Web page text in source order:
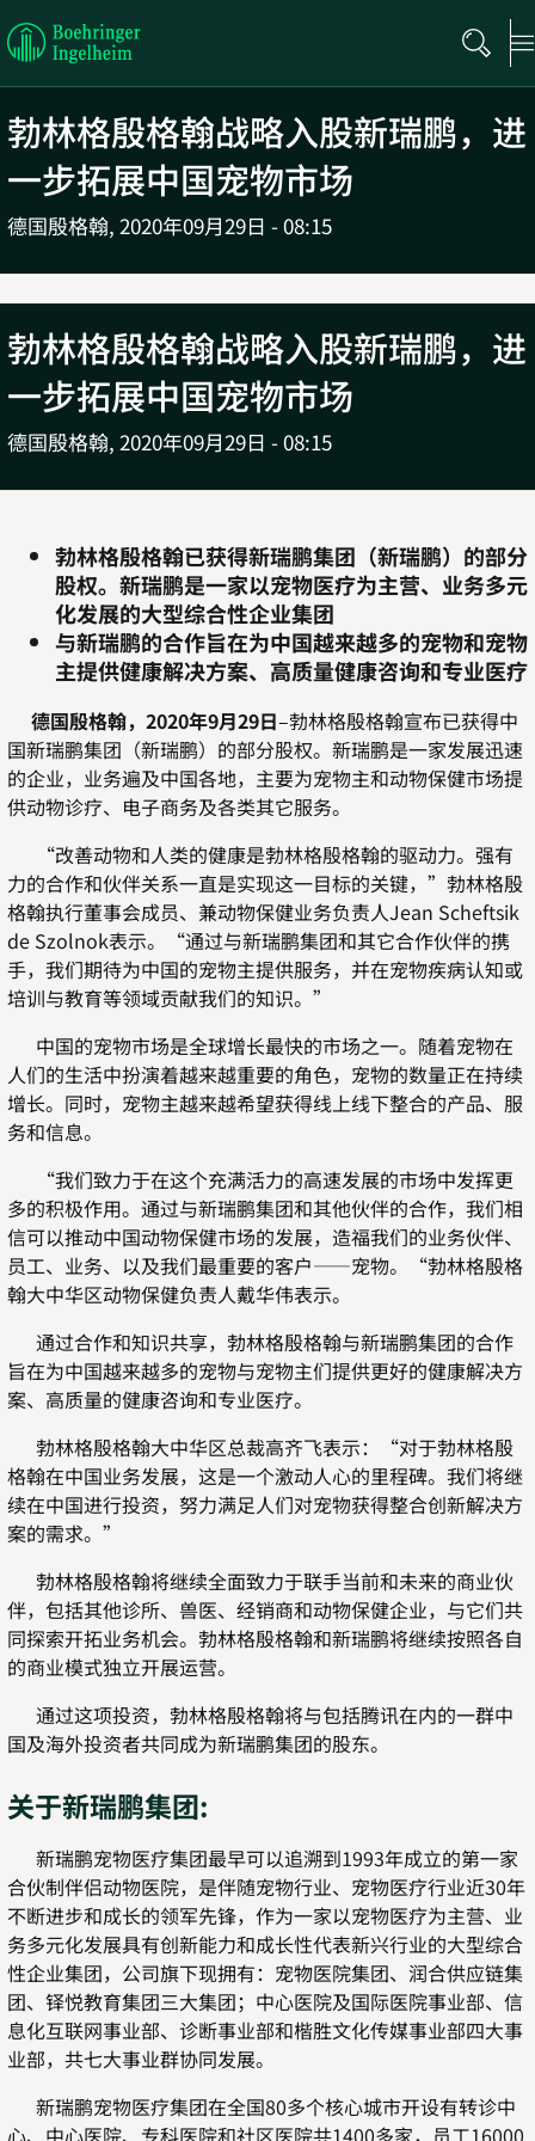
Boehringer
Ingelheim
勃林格殷格翰战略入股新瑞鹏，进
一步拓展中国宠物市场
德国殷格翰, 2020年09月29日 - 08:15
勃林格殷格翰战略入股新瑞鹏，进
一步拓展中国宠物市场
德国殷格翰, 2020年09月29日 - 08:15
勃林格殷格翰已获得新瑞鹏集团（新瑞鹏）的部分
股权。新瑞鹏是一家以宠物医疗为主营、业务多元
化发展的大型综合性企业集团
与新瑞鹏的合作旨在为中国越来越多的宠物和宠物
主提供健康解决方案、高质量健康咨询和专业医疗
德国殷格翰，2020年9月29日–勃林格殷格翰宣布已获得中
国新瑞鹏集团（新瑞鹏）的部分股权。新瑞鹏是一家发展迅速
的企业，业务遍及中国各地，主要为宠物主和动物保健市场提
供动物诊疗、电子商务及各类其它服务。
“改善动物和人类的健康是勃林格殷格翰的驱动力。强有
力的合作和伙伴关系一直是实现这一目标的关键，”勃林格殷
格翰执行董事会成员、兼动物保健业务负责人Jean Scheftsik
de Szolnok表示。“通过与新瑞鹏集团和其它合作伙伴的携
手，我们期待为中国的宠物主提供服务，并在宠物疾病认知或
培训与教育等领域贡献我们的知识。”
中国的宠物市场是全球增长最快的市场之一。随着宠物在
人们的生活中扮演着越来越重要的角色，宠物的数量正在持续
增长。同时，宠物主越来越希望获得线上线下整合的产品、服
务和信息。
“我们致力于在这个充满活力的高速发展的市场中发挥更
多的积极作用。通过与新瑞鹏集团和其他伙伴的合作，我们相
信可以推动中国动物保健市场的发展，造福我们的业务伙伴、
员工、业务、以及我们最重要的客户——宠物。“勃林格殷格
翰大中华区动物保健负责人戴华伟表示。
通过合作和知识共享，勃林格殷格翰与新瑞鹏集团的合作
旨在为中国越来越多的宠物与宠物主们提供更好的健康解决方
案、高质量的健康咨询和专业医疗。
勃林格殷格翰大中华区总裁高齐飞表示：“对于勃林格殷
格翰在中国业务发展，这是一个激动人心的里程碑。我们将继
续在中国进行投资，努力满足人们对宠物获得整合创新解决方
案的需求。”
勃林格殷格翰将继续全面致力于联手当前和未来的商业伙
伴，包括其他诊所、兽医、经销商和动物保健企业，与它们共
同探索开拓业务机会。勃林格殷格翰和新瑞鹏将继续按照各自
的商业模式独立开展运营。
通过这项投资，勃林格殷格翰将与包括腾讯在内的一群中
国及海外投资者共同成为新瑞鹏集团的股东。
关于新瑞鹏集团:
新瑞鹏宠物医疗集团最早可以追溯到1993年成立的第一家
合伙制伴侣动物医院，是伴随宠物行业、宠物医疗行业近30年
不断进步和成长的领军先锋，作为一家以宠物医疗为主营、业
务多元化发展具有创新能力和成长性代表新兴行业的大型综合
性企业集团，公司旗下现拥有：宠物医院集团、润合供应链集
团、铎悦教育集团三大集团；中心医院及国际医院事业部、信
息化互联网事业部、诊断事业部和楷胜文化传媒事业部四大事
业部，共七大事业群协同发展。
新瑞鹏宠物医疗集团在全国80多个核心城市开设有转诊中
心、中心医院、专科医院和社区医院共1400多家，员工16000